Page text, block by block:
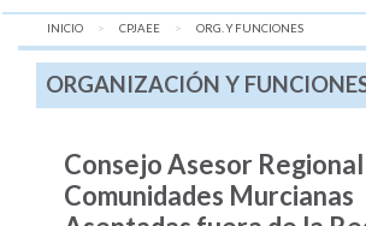
INICIO CPJAEE AQUÍ:
ORG. Y FUNCIONES
ORGANIZACIÓN Y
Consejo Asesor
Comunidades Murcianas